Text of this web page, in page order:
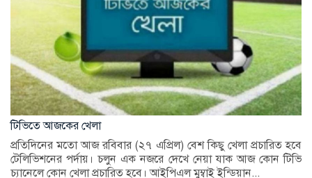
টিভিতে আজকের খেলা
প্রতিদিনের মতো আজ রবিবার (২৭ এপ্রিল) বেশ কিছু খেলা প্রচারিত হবে
টেলিভিশনের পর্দায়। চলুন এক নজরে দেখে নেয়া যাক আজ কোন টিভি
চ্যানেলে কোন খেলা প্রচারিত হবে। আইপিএল মুম্বাই ইন্ডিয়ান...